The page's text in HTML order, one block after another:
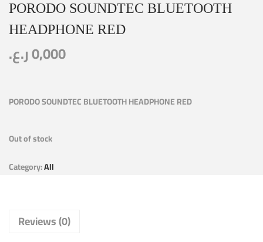
PORODO SOUNDTEC BLUETOOTH
HEADPHONE RED
0,000ر.ع.
PORODO SOUNDTEC BLUETOOTH HEADPHONE RED
Out of stock
Category:All
Reviews (0)